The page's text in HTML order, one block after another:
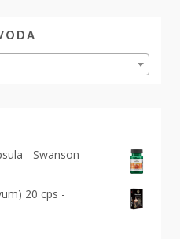
- Swanson
20 cps -